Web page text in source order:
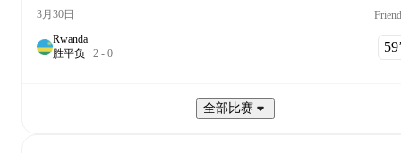
3月30日
Rwanda
胜平负 2 - 0
全部比赛